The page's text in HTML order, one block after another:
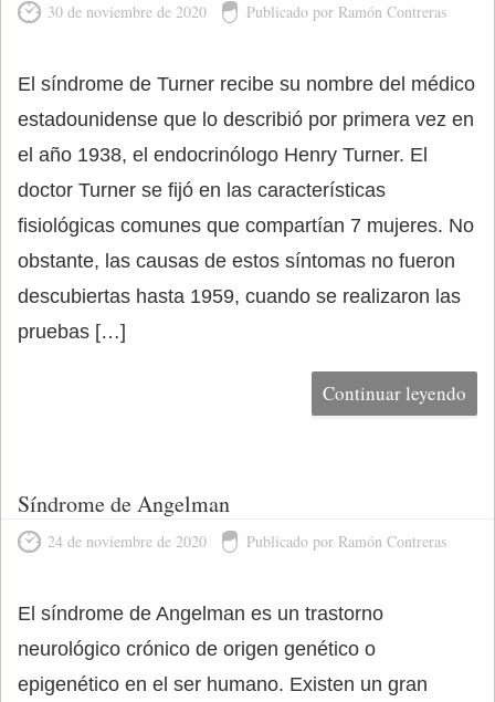
30 de noviembre de 2020 Publicado por Ramón Contreras
El síndrome de Turner recibe su nombre del médico
estadounidense que lo describió por primera vez en
el año 1938, el endocrinólogo Henry Turner. El
doctor Turner se fijó en las características
fisiológicas comunes que compartían 7 mujeres. No
obstante, las causas de estos síntomas no fueron
descubiertas hasta 1959, cuando se realizaron las
pruebas […]
Continuar leyendo
Síndrome de Angelman
24 de noviembre de 2020 Publicado por Ramón Contreras
El síndrome de Angelman es un trastorno
neurológico crónico de origen genético o
epigenético en el ser humano. Existen un gran